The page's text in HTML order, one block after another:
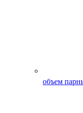
объем